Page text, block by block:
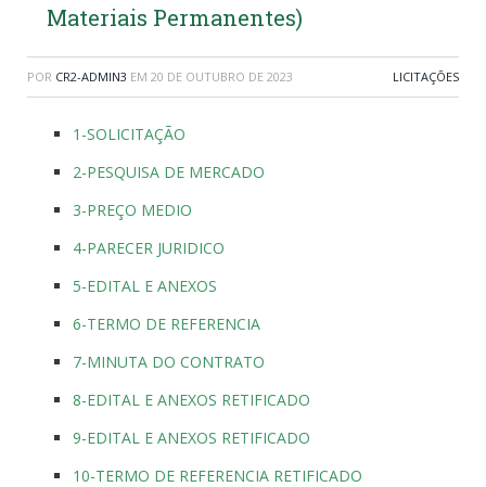
Materiais Permanentes)
POR CR2-ADMIN3 EM 20 DE OUTUBRO DE 2023 LICITAÇÕES
1-SOLICITAÇÃO
2-PESQUISA DE MERCADO
3-PREÇO MEDIO
4-PARECER JURIDICO
5-EDITAL E ANEXOS
6-TERMO DE REFERENCIA
7-MINUTA DO CONTRATO
8-EDITAL E ANEXOS RETIFICADO
9-EDITAL E ANEXOS RETIFICADO
10-TERMO DE REFERENCIA RETIFICADO